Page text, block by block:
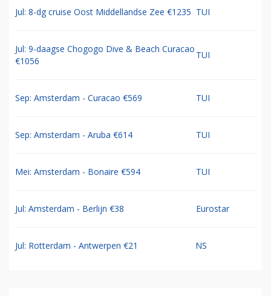
Jul: 8-dg cruise Oost Middellandse Zee €1235 TUI
Jul: 9-daagse Chogogo Dive & Beach Curacao
€1056
TUI
Sep: Amsterdam - Curacao €569 TUI
Sep: Amsterdam - Aruba €614 TUI
Mei: Amsterdam - Bonaire €594 TUI
Jul: Amsterdam - Berlijn €38 Eurostar
Jul: Rotterdam - Antwerpen €21 NS